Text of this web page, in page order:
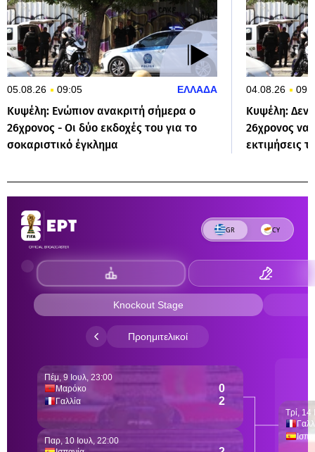
05.08.26 09:05 ΕΛΛΑΔΑ
Κυψέλη: Ενώπιον ανακριτή σήμερα ο
26χρονος - Οι δύο εκδοχές του για το
σοκαριστικό έγκλημα
04.08.26
Κυψέλη: Δεν
26χρονος να
εκτιμήσεις